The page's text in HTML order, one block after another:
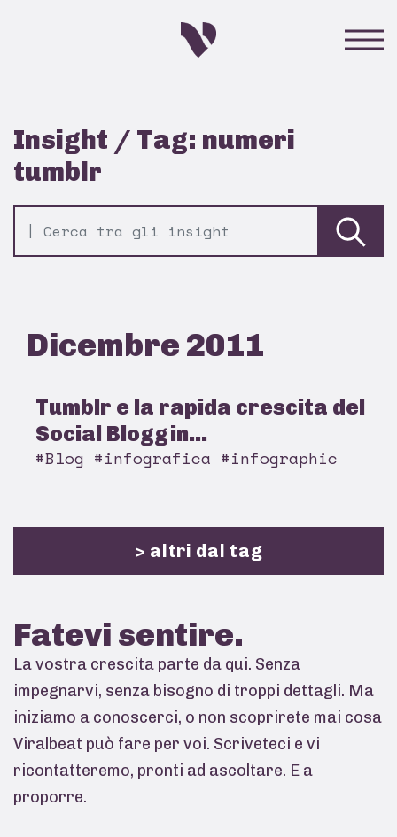
Insight / Tag: numeri
tumblr
Dicembre 2011
Tumblr e la rapida crescita del
Social Bloggin...
#Blog #infografica #infographic
> altri dal tag
Fatevi sentire.
La vostra crescita parte da qui. Senza
impegnarvi, senza bisogno di troppi dettagli. Ma
iniziamo a conoscerci, o non scoprirete mai cosa
Viralbeat può fare per voi. Scriveteci e vi
ricontatteremo, pronti ad ascoltare. E a
proporre.